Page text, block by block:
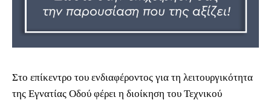
Στο επίκεντρο του ενδιαφέροντος για τη λειτουργικότητα
της Εγνατίας Οδού φέρει η διοίκηση του Τεχνικού